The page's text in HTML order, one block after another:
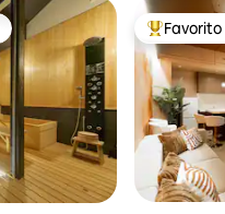
Favorito